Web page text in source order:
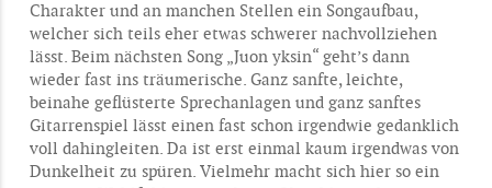
Charakter und an manchen Stellen ein Songaufbau,
welcher sich teils eher etwas schwerer nachvollziehen
lässt. Beim nächsten Song „Juon yksin“ geht’s dann
wieder fast ins träumerische. Ganz sanfte, leichte,
beinahe geflüsterte Sprechanlagen und ganz sanftes
Gitarrenspiel lässt einen fast schon irgendwie gedanklich
voll dahingleiten. Da ist erst einmal kaum irgendwas von
Dunkelheit zu spüren. Vielmehr macht sich hier so ein